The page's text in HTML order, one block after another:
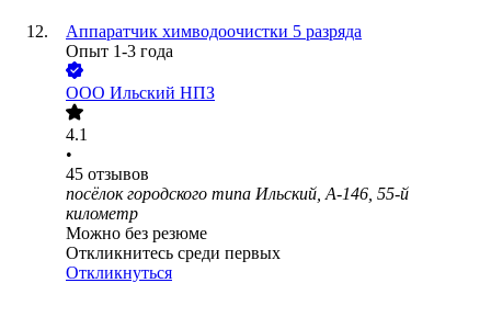
Аппаратчик химводоочистки 5 разряда
Опыт 1-3 года
ООО Ильский НПЗ
4.1
•
45 отзывов
посёлок городского типа Ильский, А-146, 55-й
километр
Можно без резюме
Откликнитесь среди первых
Откликнуться